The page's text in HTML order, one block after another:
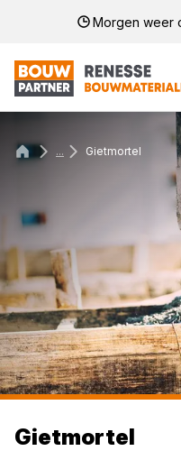
Morgen weer
... Gietmortel
Gietmortel